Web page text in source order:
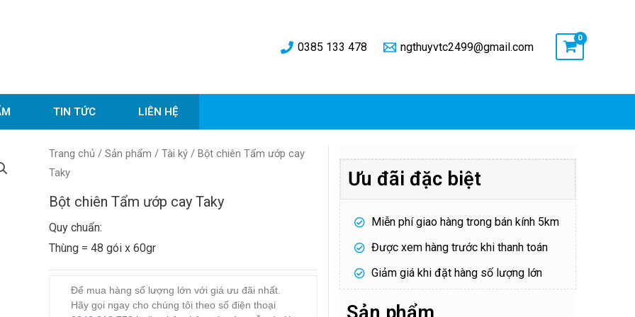
0385 133 478 ngthuyvtc2499@gmail.com
TIN TỨC LIÊN HỆ
Trang chủ / Sản phẩm / Tài ký/ Bột chiên Tẩm ướp cay
Taky
Bột chiên Tẩm ướp cay Taky
Quy chuẩn:
Thùng = 48 gói x 60gr
Để mua hàng số lượng lớn với giá ưu đãi nhất.
Hãy gọi ngay cho chúng tôi theo số điện thoại
Ưu đãi đặc biệt
Miễn phí giao hàng trong bán kính 5km
Được xem hàng trước khi thanh toán
Giảm giá khi đặt hàng số lượng lớn